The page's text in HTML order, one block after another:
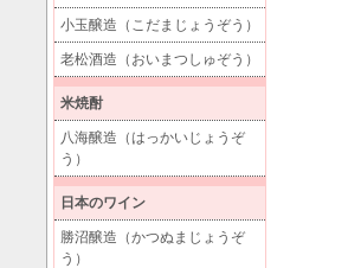
小玉醸造（こだまじょうぞう）
老松酒造（おいまつしゅぞう）
米焼酎
八海醸造（はっかいじょうぞ
う）
日本のワイン
勝沼醸造（かつぬまじょうぞ
う）